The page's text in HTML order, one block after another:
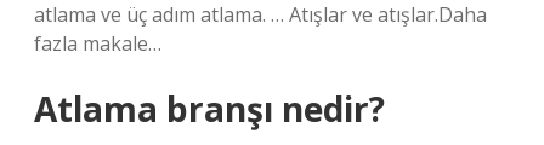
atlama ve üç adım atlama. … Atışlar ve atışlar.Daha
fazla makale…
Atlama branşı nedir?